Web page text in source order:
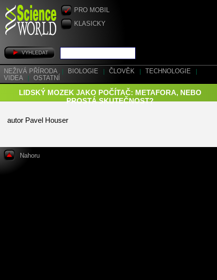
PRO MOBIL
KLASICKY
NEŽIVÁ PŘÍRODA BIOLOGIE ČLOVĚK TECHNOLOGIE
VIDEA
OSTATNÍ
LIDSKÝ MOZEK JAKO POČÍTAČ: METAFORA, NEBO
PROSTÁ SKUTEČNOST?
autor Pavel Houser
Nahoru